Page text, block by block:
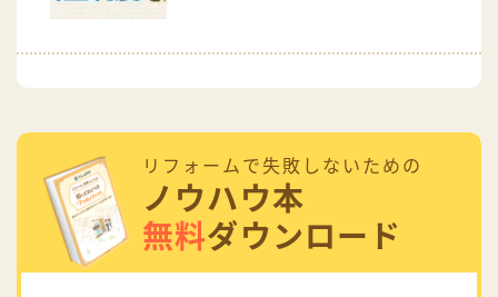
リフォームで失敗しないための
ノウハウ本
無料ダウンロード